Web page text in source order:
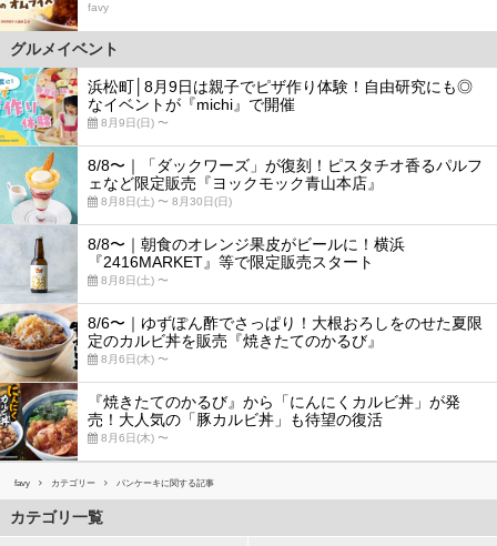
favy
グルメイベント
浜松町│8月9日は親子でピザ作り体験！自由研究にも◎
なイベントが『michi』で開催
8月9日(日) 〜
8/8〜｜「ダックワーズ」が復刻！ピスタチオ香るパルフ
ェなど限定販売『ヨックモック青山本店』
8月8日(土) 〜 8月30日(日)
8/8〜｜朝食のオレンジ果皮がビールに！横浜
『2416MARKET』等で限定販売スタート
8月8日(土) 〜
8/6〜｜ゆずぽん酢でさっぱり！大根おろしをのせた夏限
定のカルビ丼を販売『焼きたてのかるび』
8月6日(木) 〜
『焼きたてのかるび』から「にんにくカルビ丼」が発
売！大人気の「豚カルビ丼」も待望の復活
8月6日(木) 〜
favy カテゴリー パンケーキに関する記事
カテゴリ一覧